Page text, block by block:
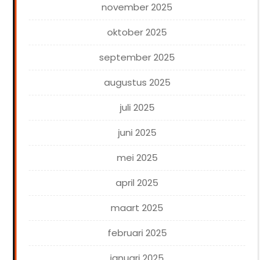
november 2025
oktober 2025
september 2025
augustus 2025
juli 2025
juni 2025
mei 2025
april 2025
maart 2025
februari 2025